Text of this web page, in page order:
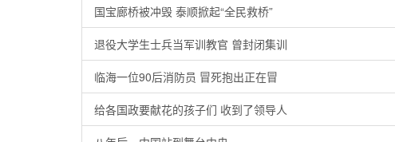
国宝廊桥被冲毁 泰顺掀起“全民救桥”
退役大学生士兵当军训教官 曾封闭集训
临海一位90后消防员 冒死抱出正在冒
给各国政要献花的孩子们 收到了领导人